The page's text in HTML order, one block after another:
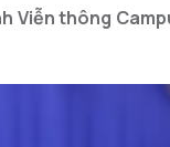
Viễn thông